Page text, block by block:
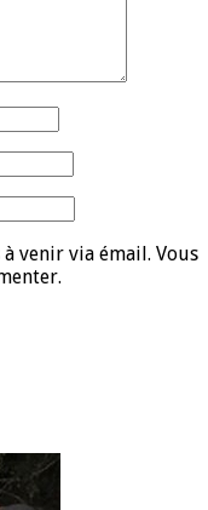
venir via émail. Vous